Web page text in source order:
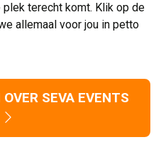
terecht komt. Klik op de
allemaal voor jou in petto
SEVA EVENTS